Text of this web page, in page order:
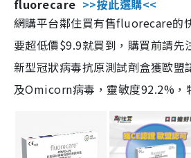
fluorecare >>按此選購<<
網購平台鄰住買有售fluorecare的
要超低價$9.9就買到，購買前請先
新型冠狀病毒抗原測試劑盒獲歐
及Omicorn病毒，靈敏度92.2%，